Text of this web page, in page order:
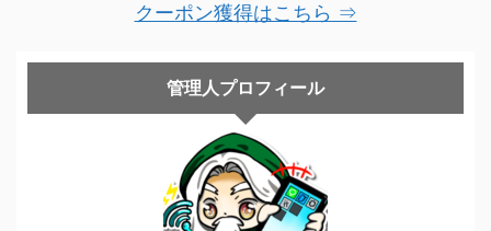
クーポン獲得はこちら ⇒
管理人プロフィール